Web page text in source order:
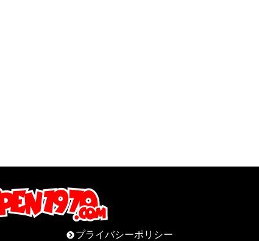
プライバシーポリシー